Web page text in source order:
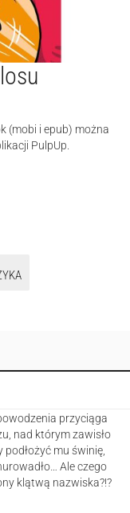
(mobi i epub) można
PulpUp.
przyciąga
nad którym zawisło
mu świnię,
Ale czego
klątwą nazwiska?!?